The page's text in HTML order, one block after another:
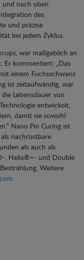
und nach oben
des
und präzise
bei jedem Zyklus.
war maßgeblich an
Er kommentiert: „Das
einem Fuchsschwanz
ist zeitaufwändig, war
Lebensdauer von
entwickelt,
damit sie sowohl
Nano Pin Curing ist
nachrüstbare
als auch als
, Helix®+- und Double
Weitere